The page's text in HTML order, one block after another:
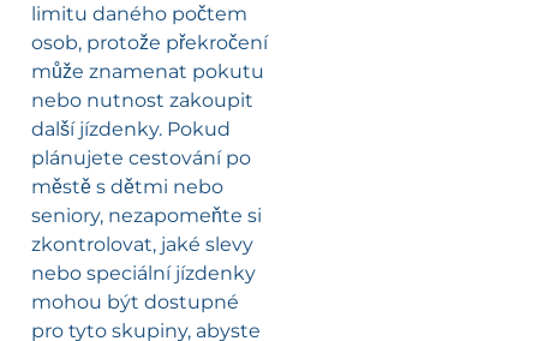
limitu daného počtem
osob, protože překročení
může znamenat pokutu
nebo nutnost zakoupit
další jízdenky. Pokud
plánujete cestování po
městě s dětmi nebo
seniory, nezapomeňte si
zkontrolovat, jaké slevy
nebo speciální jízdenky
mohou být dostupné
pro tyto skupiny, abyste